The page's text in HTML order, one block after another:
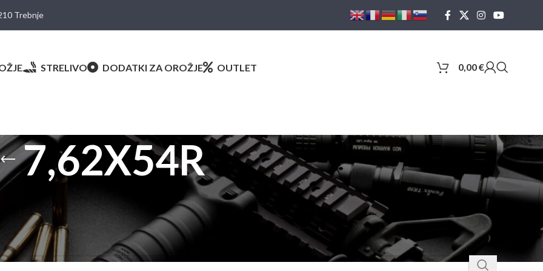
Trebnje
STRELIVO DODATKI ZA OROŽJE OUTLET 0,00€
7,62X54R
z “7,62X54R”
mogoče najti.